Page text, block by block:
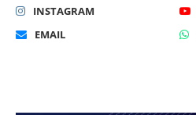
INSTAGRAM
EMAIL